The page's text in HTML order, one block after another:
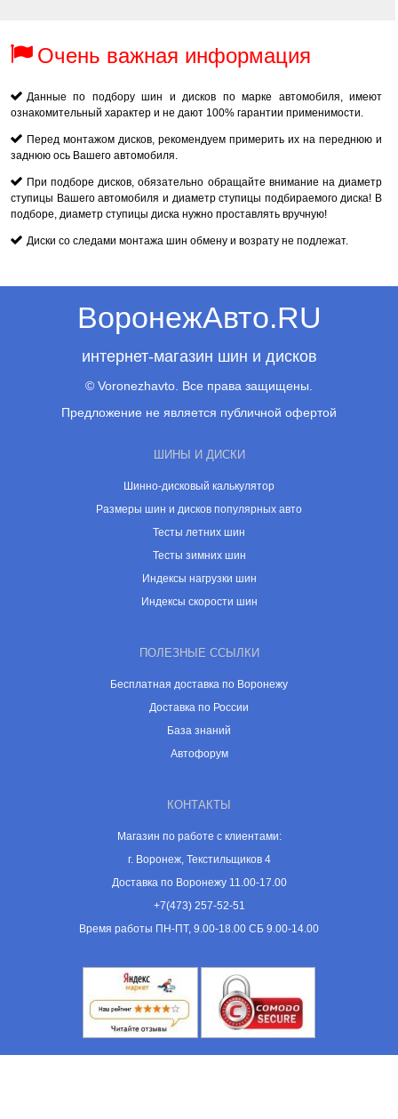
Очень важная информация
Данные по подбору шин и дисков по марке автомобиля, имеют
ознакомительный характер и не дают 100% гарантии применимости.
Перед монтажом дисков, рекомендуем примерить их на переднюю и
заднюю ось Вашего автомобиля.
При подборе дисков, обязательно обращайте внимание на диаметр
ступицы Вашего автомобиля и диаметр ступицы подбираемого диска! В
подборе, диаметр ступицы диска нужно проставлять вручную!
Диски со следами монтажа шин обмену и возрату не подлежат.
ВоронежАвто.RU
интернет-магазин шин и дисков
© Voronezhavto. Все права защищены.
Предложение не является публичной офертой
ШИНЫ И ДИСКИ
Шинно-дисковый калькулятор
Размеры шин и дисков популярных авто
Тесты летних шин
Тесты зимних шин
Индексы нагрузки шин
Индексы скорости шин
ПОЛЕЗНЫЕ ССЫЛКИ
Бесплатная доставка по Воронежу
Доставка по России
База знаний
Автофорум
КОНТАКТЫ
Магазин по работе с клиентами:
г. Воронеж, Текстильщиков 4
Доставка по Воронежу 11.00-17.00
+7(473) 257-52-51
Время работы ПН-ПТ, 9.00-18.00 СБ 9.00-14.00